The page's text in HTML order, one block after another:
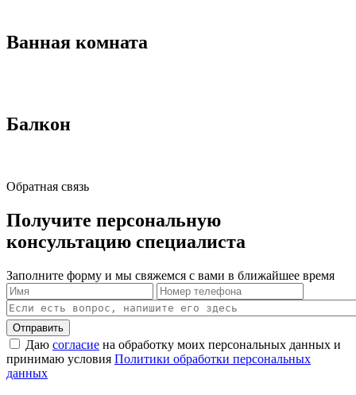
Ванная комната
Балкон
Обратная связь
Получите персональную
консультацию специалиста
Заполните форму и мы свяжемся с вами в ближайшее время
Отправить
Даю согласие на обработку моих персональных данных и
принимаю условия Политики обработки персональных
данных